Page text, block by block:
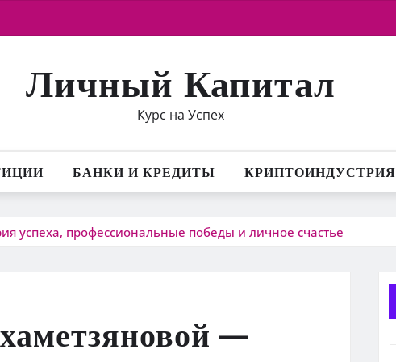
Личный Капитал
Курс на Успех
БАНКИ И КРЕДИТЫ КРИПТОИНДУСТРИЯ
успеха, профессиональные победы и личное счастье
—